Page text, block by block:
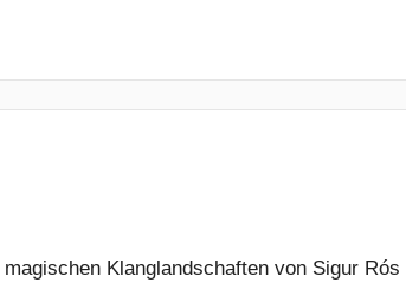
Klanglandschaften von Sigur Rós